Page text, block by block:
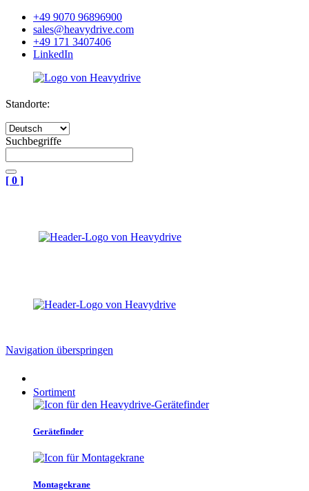
+49 9070 96896900
sales@heavydrive.com
+49 171 3407406
LinkedIn
Standorte:
Suchbegriffe
[ 0 ]
Navigation überspringen
Sortiment
Gerätefinder
Montagekrane